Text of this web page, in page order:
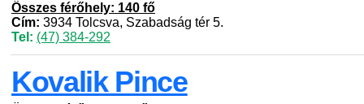
Összes férőhely: 140 fő
Cím: 3934 Tolcsva, Szabadság tér 5.
Tel: (47) 384-292
Kovalik Pince